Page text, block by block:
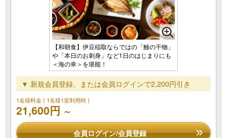
【和朝食】伊豆稲取ならではの「鯵の干物」
や「本日のお刺身」など1日のはじまりにも
＜海の幸＞を堪能！
▼ 新規会員登録、または会員ログインで2,200円引き
1名様料金( 1名様1室利用時 )
21,600円 ～
会員ログイン/会員登録